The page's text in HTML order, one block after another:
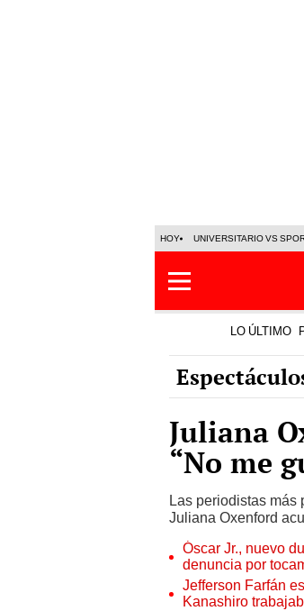
HOY UNIVERSITARIO VS
LO ÚLTIMO
Juliana
“No me
Las periodistas más
Juliana Oxenford
Óscar Jr., nuevo
denuncia por
Jefferson Farfán
Kanashiro